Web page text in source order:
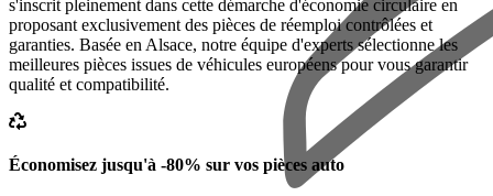
s'inscrit pleinement dans cette démarche d'économie circulaire en
proposant exclusivement des pièces de réemploi contrôlées et
garanties. Basée en Alsace, notre équipe d'experts sélectionne les
meilleures pièces issues de véhicules européens pour vous garantir
qualité et compatibilité.
Économisez jusqu'à -80% sur vos pièces auto